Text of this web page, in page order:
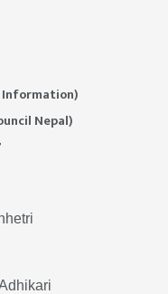
Information)
Nepal)